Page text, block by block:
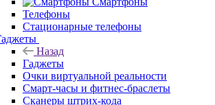
Телефоны
Стационарные телефоны
Назад
Гаджеты
Очки виртуальной реальности
Смарт-часы и фитнес-браслеты
Сканеры штрих-кода